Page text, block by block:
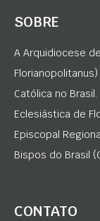
SOBRE
A Arquidiocese
Católica no
Eclesiástica de
Episcopal
Bispos do Brasil
CONTATO